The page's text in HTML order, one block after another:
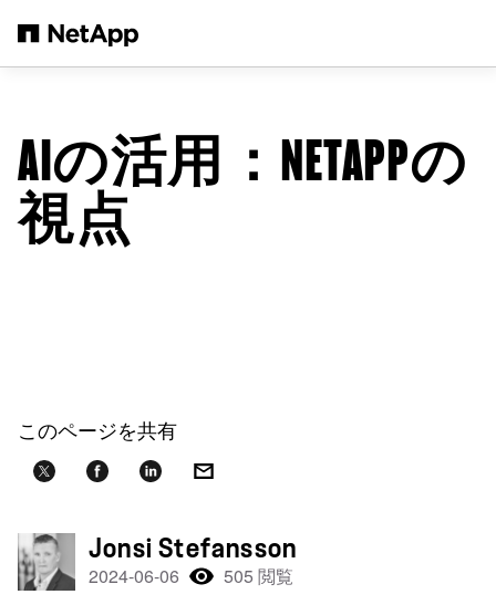
AIの活用：NETAPPの
視点
このページを共有
Jonsi Stefansson
2024-06-06 505 閲覧